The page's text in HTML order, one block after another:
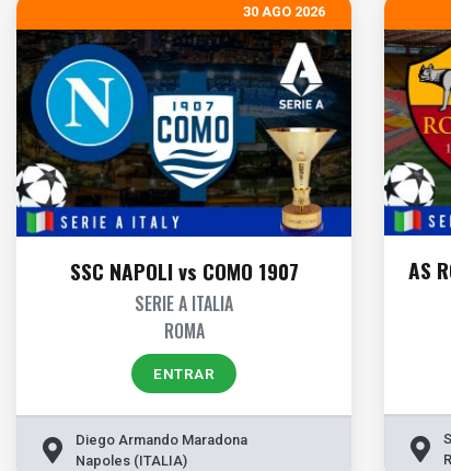
30 AGO 2026
SSC NAPOLI vs COMO 1907
SERIE A ITALIA
ROMA
ENTRAR
Diego Armando Maradona
Napoles (ITALIA)
AS